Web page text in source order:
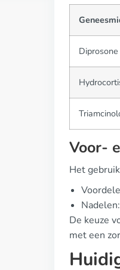
Voor-
Het
De keuze
met een